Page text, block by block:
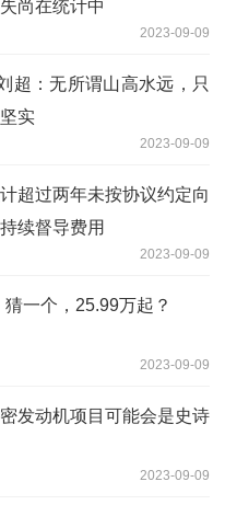
尚在统计中
2023-09-09
超：无所谓山高水远，只
实
2023-09-09
超过两年未按协议约定向
续督导费用
2023-09-09
一个，25.99万起？
2023-09-09
发动机项目可能会是史诗
2023-09-09